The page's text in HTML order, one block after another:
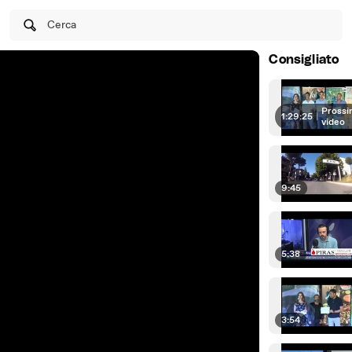
Cerca
Consigliato
1:29:25 | video
9:45
5:38
3:54